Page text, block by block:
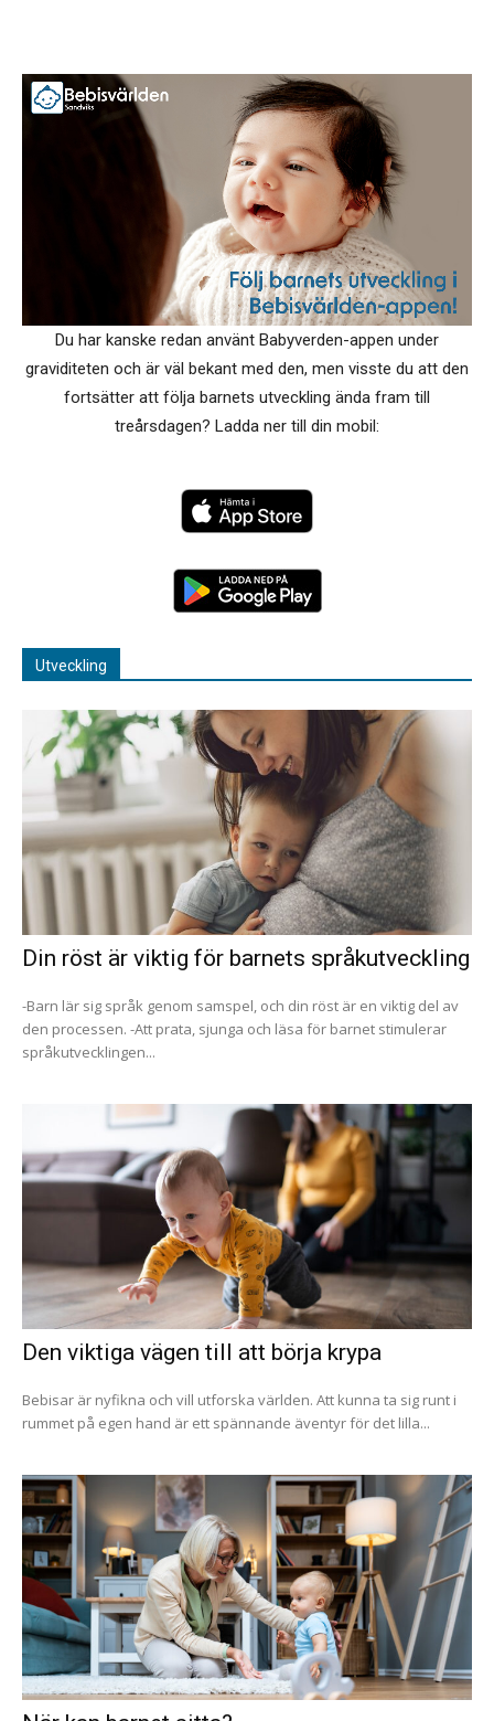
Du har kanske redan använt Babyverden-appen under
graviditeten och är väl bekant med den, men visste du att den
fortsätter att följa barnets utveckling ända fram till
treårsdagen? Ladda ner till din mobil:
Utveckling
Din röst är viktig för barnets språkutveckling
-Barn lär sig språk genom samspel, och din röst är en viktig del av
den processen. -Att prata, sjunga och läsa för barnet stimulerar
språkutvecklingen...
Den viktiga vägen till att börja krypa
Bebisar är nyfikna och vill utforska världen. Att kunna ta sig runt i
rummet på egen hand är ett spännande äventyr för det lilla...